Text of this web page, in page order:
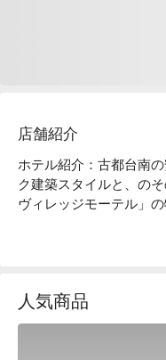
店舗紹介
ホテル紹介：古都台南
ク建築スタイルと、の
ヴィレッジモーテル」
便利なアクセス：台鉄
嬉しいサービス：無料
場、荷物預かりなど。
人気商品